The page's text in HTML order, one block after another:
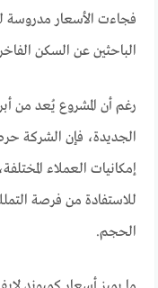
فجاءت الأسعار
الباحثين عن السكن
رغم أن المشروع يُعد من
الجديدة، فإن الشركة
إمكانيات العملاء
للاستفادة من فرصة
الحجم.